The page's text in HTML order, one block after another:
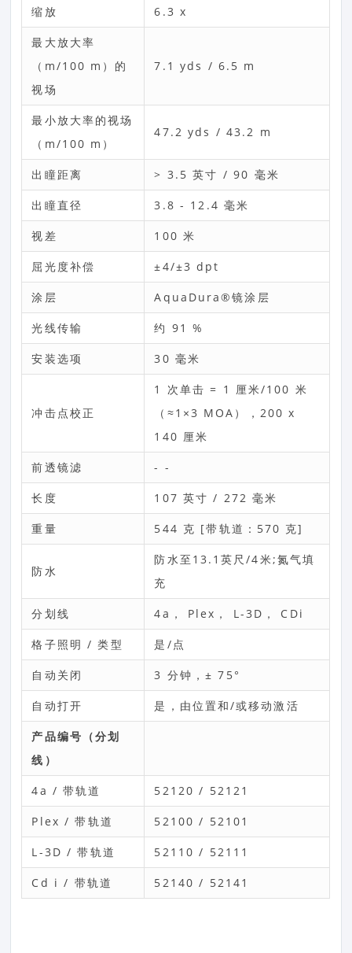
缩放 6.3 x
最大放大率
（m/100 m）的
视场
7.1 yds / 6.5 m
最小放大率的视场
（m/100 m）
47.2 yds / 43.2 m
出瞳距离 > 3.5 英寸 / 90 毫米
出瞳直径 3.8 - 12.4 毫米
视差 100 米
屈光度补偿 ±4/±3 dpt
涂层 AquaDura®镜涂层
光线传输 约 91 %
安装选项 30 毫米
冲击点校正
1 次单击 = 1 厘米/100 米
（≈1×3 MOA），200 x
140 厘米
前透镜滤 - -
长度 107 英寸 / 272 毫米
重量 544 克 [带轨道：570 克]
防水
防水至13.1英尺/4米;氮气填
充
分划线 4a， Plex， L-3D， CDi
格子照明 / 类型 是/点
自动关闭 3 分钟，± 75°
自动打开 是，由位置和/或移动激活
产品编号（分划
线）
4a / 带轨道 52120 / 52121
Plex / 带轨道 52100 / 52101
L-3D / 带轨道 52110 / 52111
Cd i / 带轨道 52140 / 52141